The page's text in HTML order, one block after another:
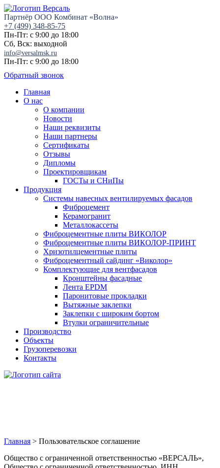
Партнёр ООО Комбинат «Волна»
+7 (499) 348-85-75
Пн-Пт: с 9:00 до 18:00
Сб, Вск: выходной
info@versalmsk.ru
Пн-Пт: с 9:00 до 18:00
Обратный звонок
Главная
О нас
О компании
Новости
Наши реквизиты
Наши партнеры
Сертификаты
Отзывы
Дипломы
Проектировщикам
ГОСТы и СНиПы
Продукция
Системы навесных вентилируемых фасадов
Фиброцемент
Керамогранит
Металлокассеты
Фиброцементные плиты ВИКОЛОР
Фиброцементные плиты ВИКОЛОР-ПРИНТ
Хризотилцементные плиты
Фиброцементный сайдинг «Виколор»
Комплектующие для вентфасадов
Кронштейны фасадные
Лента EPDM
Паронитовые прокладки
Вытяжные заклепки
Заклепки с широким бортом
Втулки ограничительные
Производство
Объекты
Грузоперевозки
Контакты
Главная > Пользовательское соглашение
Общество с ограниченной ответственностью «ВЕРСАЛЬ»,